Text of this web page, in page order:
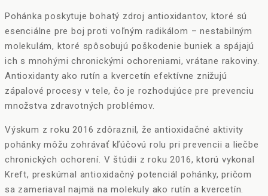
Pohánka poskytuje bohatý zdroj antioxidantov, ktoré sú
esenciálne pre boj proti voľným radikálom – nestabilným
molekulám, ktoré spôsobujú poškodenie buniek a spájajú
ich s mnohými chronickými ochoreniami, vrátane rakoviny.
Antioxidanty ako rutín a kvercetín efektívne znižujú
zápalové procesy v tele, čo je rozhodujúce pre prevenciu
množstva zdravotných problémov.
Výskum z roku 2016 zdôraznil, že antioxidačné aktivity
pohánky môžu zohrávať kľúčovú rolu pri prevencii a liečbe
chronických ochorení. V štúdii z roku 2016, ktorú vykonal
Kreft, preskúmal antioxidačný potenciál pohánky, pričom
sa zameriaval najmä na molekuly ako rutín a kvercetín.